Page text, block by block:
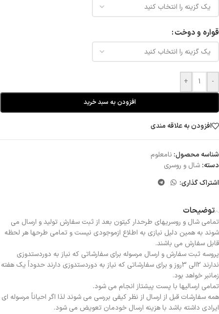
قواره و دوخت
-
+
افزودن به سبد خرید
افزودن به علاقه مندی
شناسه محصول: نامعلوم
دسته: شال و روسری
اشتراک گذاری:
توضیحات
تمامی شال و روسریهای طرحدار کیتون بعد از ثبت سفارش تولید و ارسال می
شوند به همین دلیل نیازی به اطلاع ازموجودی نیست و تمامی طرحها هر لحظه
قابل سفارش می باشند.
پروسه ثبت سفارش و ارسال مرسوله برای سفارشاتی که نیاز به دوردستدوزی
ندارند 2الی 3روز و برای سفارشاتی که نیاز به دوردستدوزی دارند حدوداً یک هفته
زمانبر خواهد بود.
تمامی ارسالیها با پست پیشتاز انجام می شود.
همه سفارشات قبل از ارسال از نظر کیفی بررسی می شوند لذا اگر احیاناً مرسوله ای
ایرادی داشته باشد با هزینه ارسال خودمان تعویض می شود.